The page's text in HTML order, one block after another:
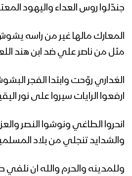
زامل بلاد الروس | عيسى
مونتاج زامل نصر من
جندّلوا روس العداء واليهود
المعارك مالها غير من راسه
مثل من ناصر علي ضد ابن هند
الغداري روّحت وابتدا الفجر
ارفعوا الرايات سيروا على نور
انحروا الطاغي ونوشوا النصر
والشدايد تنجلي من بلاد
وللمدينه والحرم والله ان